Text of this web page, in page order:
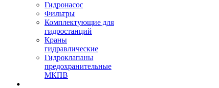
Гидронасос
Фильтры
Комплектующие для
гидростанций
Краны
гидравлические
Гидроклапаны
предохранительные
МКПВ